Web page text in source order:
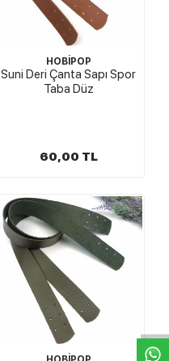
HOBİPOP
Suni Deri Çanta Sapı Spor
Taba Düz
60,00 TL